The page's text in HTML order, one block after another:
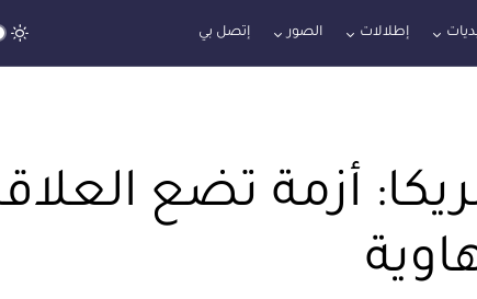
إطلالات الصور إتصل بي
أزمة تضع